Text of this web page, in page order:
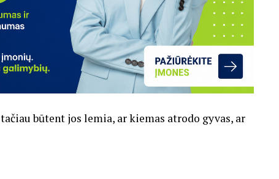
būtent jos lemia, ar kiemas atrodo gyvas, ar